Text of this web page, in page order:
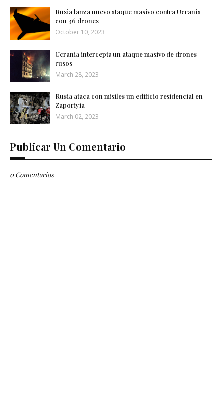
Rusia lanza nuevo ataque masivo contra Ucrania
con 36 drones
October 10, 2023
Ucrania intercepta un ataque masivo de drones
rusos
March 28, 2023
Rusia ataca con misiles un edificio residencial en
Zaporiyia
March 02, 2023
Publicar Un Comentario
0 Comentarios